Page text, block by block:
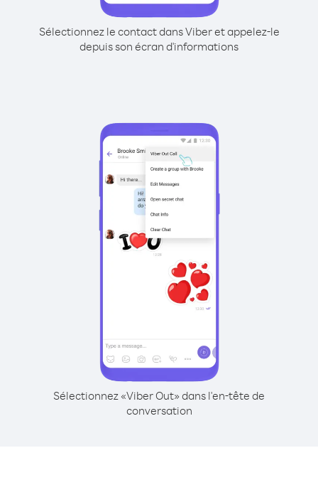
Sélectionnez le contact dans Viber et appelez-le
depuis son écran d'informations
Sélectionnez «Viber Out» dans l'en-tête de
conversation